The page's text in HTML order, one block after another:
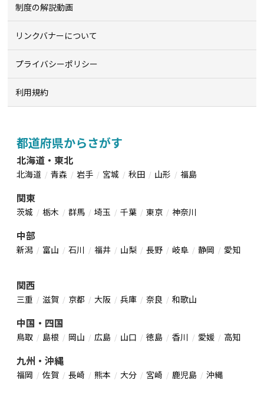
制度の解説動画
リンクバナーについて
プライバシーポリシー
利用規約
都道府県からさがす
北海道・東北
北海道 青森 岩手 宮城 秋田 山形 福島
関東
茨城 栃木 群馬 埼玉 千葉 東京 神奈川
中部
新潟 富山 石川 福井 山梨 長野 岐阜 静岡 愛知
関西
三重 滋賀 京都 大阪 兵庫 奈良 和歌山
中国・四国
鳥取 島根 岡山 広島 山口 徳島 香川 愛媛 高知
九州・沖縄
福岡 佐賀 長崎 熊本 大分 宮崎 鹿児島 沖縄